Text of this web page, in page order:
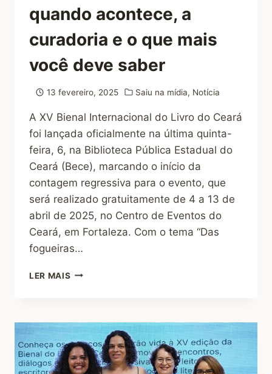
quando acontece, a
curadoria e o que mais
você deve saber
13 fevereiro, 2025 Saiu na mídia, Notícia
A XV Bienal Internacional do Livro do Ceará
foi lançada oficialmente na última quinta-
feira, 6, na Biblioteca Pública Estadual do
Ceará (Bece), marcando o início da
contagem regressiva para o evento, que
será realizado gratuitamente de 4 a 13 de
abril de 2025, no Centro de Eventos do
Ceará, em Fortaleza. Com o tema “Das
fogueiras…
LER MAIS